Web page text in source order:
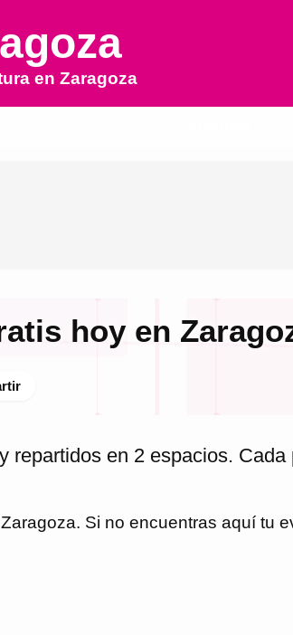
en Zaragoza
hoy en
en 2 espacios.
Zaragoza. Si no encuentras aquí tu